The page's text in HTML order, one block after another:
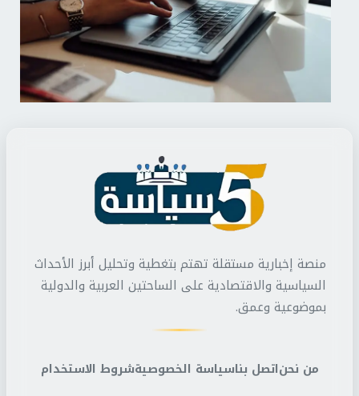
منصة إخبارية مستقلة تهتم بتغطية وتحليل أبرز الأحداث
السياسية والاقتصادية على الساحتين العربية والدولية
بموضوعية وعمق.
من نحناتصل بناسياسة الخصوصيةشروط الاستخدام